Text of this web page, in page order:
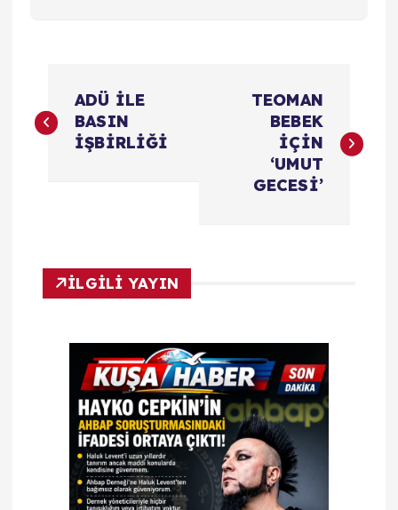
a
e
z
ADÜ İLE
BASIN
İŞBİRLİĞİ
TEOMAN
BEBEK
İÇİN
‘UMUT
GECESİ’
İLGİLİ YAYIN